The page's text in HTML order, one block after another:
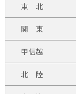
東 北
関 東
甲信越
北 陸